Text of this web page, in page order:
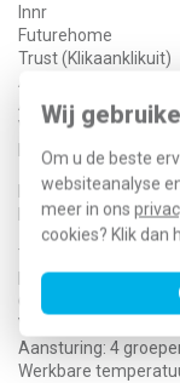
Wij
Om u de beste
websiteanalyse
meer in ons
cookies? Klik dan
Innr
Futurehome
Trust (Klikaanklikuit)
Aduro smart
Aeotec SmartThings
WINK
IKEA Dirigera
Kan gekoppeld
hiervoor de andere
Technische
Protocol: Zigbee
Chip: Zigbee 3.0
Voeding: Draadloos 1
Aansturing: 4
Werkbare